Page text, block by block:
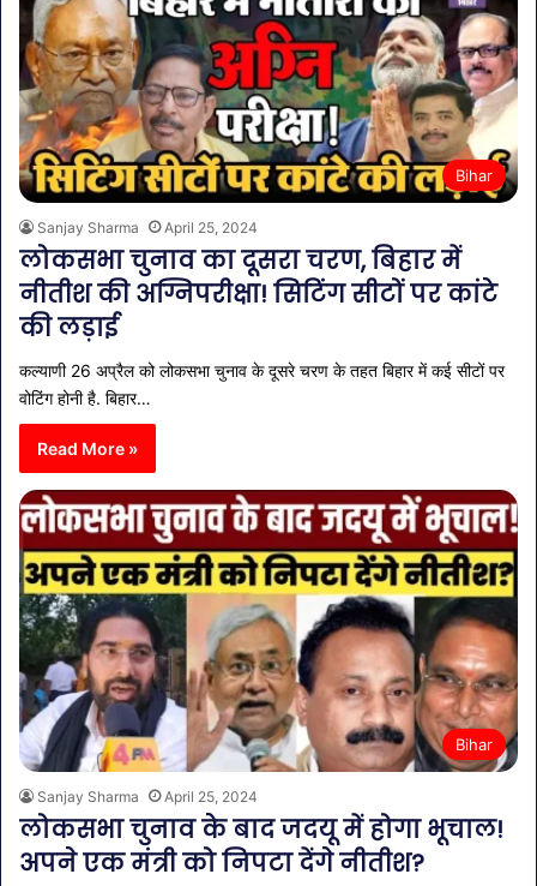
Bihar
Sanjay Sharma April 25, 2024
लोकसभा चुनाव का दूसरा चरण, बिहार में
नीतीश की अग्निपरीक्षा! सिटिंग सीटों पर कांटे
की लड़ाई
कल्याणी 26 अप्रैल को लोकसभा चुनाव के दूसरे चरण के तहत बिहार में कई सीटों पर
वोटिंग होनी है. बिहार…
Read More »
Bihar
Sanjay Sharma April 25, 2024
लोकसभा चुनाव के बाद जदयू में होगा भूचाल!
अपने एक मंत्री को निपटा देंगे नीतीश?